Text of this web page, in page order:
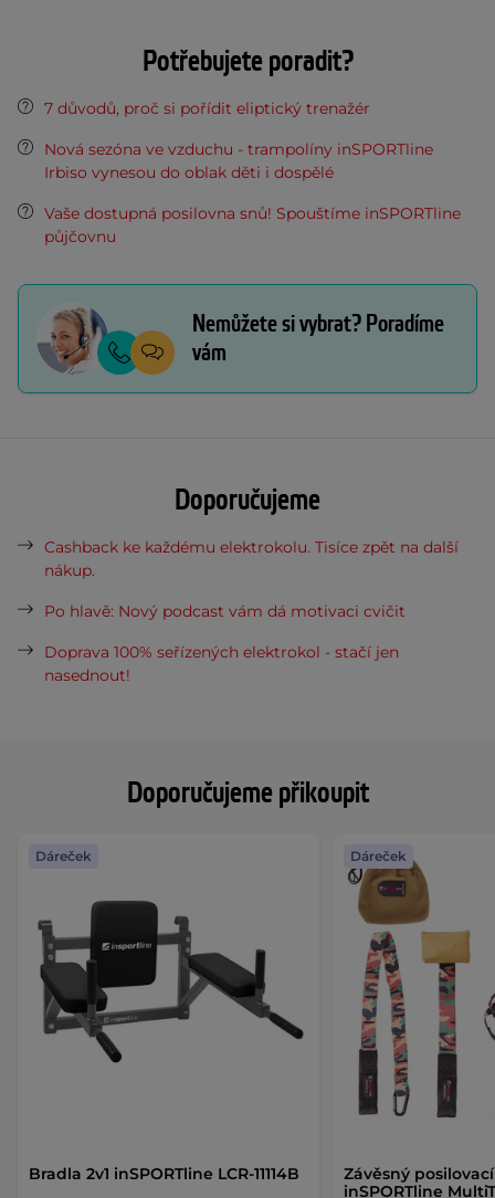
Doporučujeme přikoupit
Bradla 2v1 inSPORTline LCR-11114B
Dáreček
Závěsný
inSPORTline
Dáreček
Potřebujete poradit?
7 důvodů, proč si pořídit eliptický trenažér
Nová sezóna ve vzduchu - trampolíny inSPORTline
Irbiso vynesou do oblak děti i dospělé
Vaše dostupná posilovna snů! Spouštíme inSPORTline
půjčovnu
Nemůžete si vybrat? Poradíme
vám
Doporučujeme
Cashback ke každému elektrokolu. Tisíce zpět na další
nákup.
Po hlavě: Nový podcast vám dá motivaci cvičit
Doprava 100% seřízených elektrokol - stačí jen
nasednout!